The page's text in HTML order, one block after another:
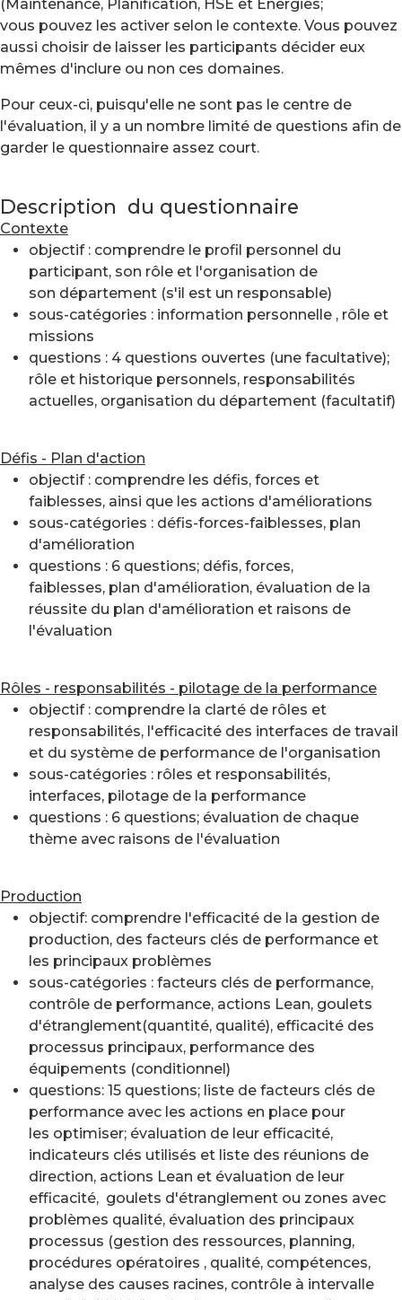
(Maintenance, Planification, HSE et Energies;
vous pouvez les activer selon le contexte. Vous pouvez
aussi choisir de laisser les participants décider eux
mêmes d'inclure ou non ces domaines.
Pour ceux-ci, puisqu'elle ne sont pas le centre de
l'évaluation, il y a un nombre limité de questions afin de
garder le questionnaire assez court.
Description du questionnaire
Contexte
objectif : comprendre le profil personnel du
participant, son rôle et l'organisation de
son département (s'il est un responsable)
sous-catégories : information personnelle , rôle et
missions
questions : 4 questions ouvertes (une facultative);
rôle et historique personnels, responsabilités
actuelles, organisation du département (facultatif)
Défis - Plan d'action
objectif : comprendre les défis, forces et
faiblesses, ainsi que les actions d'améliorations
sous-catégories : défis-forces-faiblesses, plan
d'amélioration
questions : 6 questions; défis, forces,
faiblesses, plan d'amélioration, évaluation de la
réussite du plan d'amélioration et raisons de
l'évaluation
Rôles - responsabilités - pilotage de la performance
objectif : comprendre la clarté de rôles et
responsabilités, l'efficacité des interfaces de travail
et du système de performance de l'organisation
sous-catégories : rôles et responsabilités,
interfaces, pilotage de la performance
questions : 6 questions; évaluation de chaque
thème avec raisons de l'évaluation
Production
objectif: comprendre l'efficacité de la gestion de
production, des facteurs clés de performance et
les principaux problèmes
sous-catégories : facteurs clés de performance,
contrôle de performance, actions Lean, goulets
d'étranglement(quantité, qualité), efficacité des
processus principaux, performance des
équipements (conditionnel)
questions: 15 questions; liste de facteurs clés de
performance avec les actions en place pour
les optimiser; évaluation de leur efficacité,
indicateurs clés utilisés et liste des réunions de
direction, actions Lean et évaluation de leur
efficacité, goulets d'étranglement ou zones avec
problèmes qualité, évaluation des principaux
processus (gestion des ressources, planning,
procédures opératoires , qualité, compétences,
analyse des causes racines, contrôle à intervalle